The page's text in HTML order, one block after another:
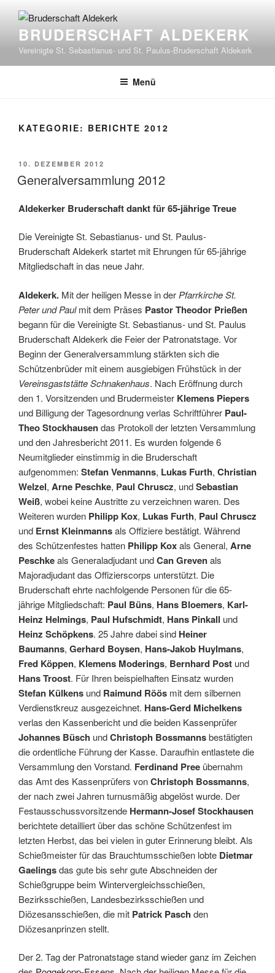
Inhalt
springenBRUDERSCHAFT ALDEKERK
Vereinigte St. Sebastianus- und St. Paulus-Bruderschaft Aldekerk
Menü
KATEGORIE: BERICHTE 2012
VERÖFFENTLICHT
AM
10. DEZEMBER 2012
Generalversammlung 2012
Aldekerker Bruderschaft dankt für 65-jährige Treue
Die Vereinigte St. Sebastianus- und St. Paulus-
Bruderschaft Aldekerk startet mit Ehrungen für 65-jährige
Mitgliedschaft in das neue Jahr.
Aldekerk. Mit der heiligen Messe in der Pfarrkirche St.
Peter und Paulmit dem Präses Pastor Theodor Prießen
begann für die Vereinigte St. Sebastianus- und St. Paulus
Bruderschaft Aldekerk die Feier der Patronatstage. Vor
Beginn der Generalversammlung stärkten sich die
Schützenbrüder mit einem ausgiebigen Frühstück in der
Vereinsgaststätte Schnakenhaus. Nach Eröffnung durch
den 1. Vorsitzenden und Brudermeister Klemens Piepers
und Billigung der Tagesordnung verlas Schriftführer Paul-
Theo Stockhausendas Protokoll der letzten Versammlung
und den Jahresbericht 2011. Es wurden folgende 6
Neumitglieder einstimmig in die Bruderschaft
aufgenommen: Stefan Venmanns, Lukas Furth, Christian
Welzel, Arne Peschke, Paul Chruscz, undSebastian
Weiß, wobei keine Austritte zu verzeichnen waren. Des
Weiteren wurden Philipp Kox, Lukas Furth, Paul Chruscz
und Ernst Kleinmannsals Offiziere bestätigt. Während
des Schützenfestes hatten Philipp Koxals General, Arne
Peschkeals Generaladjudant undCan Grevenals
Majoradjudant das Offizierscorps unterstützt. Die
Bruderschaft ehrte nachfolgende Personen für die 65-
jährige Mitgliedschaft: Paul Büns, Hans Bloemers, Karl-
Heinz Helmings, Paul Hufschmidt, Hans Pinkall und
Heinz Schöpkens. 25 Jahre dabei sind Heiner
Baumanns, Gerhard Boysen, Hans-Jakob Huylmans,
Fred Köppen, Klemens Moderings, Bernhard Post und
Hans Troost. Für Ihren beispielhaften Einsatz wurden
Stefan Külkens und Raimund Röös mit dem silbernen
Verdienstkreuz ausgezeichnet. Hans-Gerd Michelkens
verlas den Kassenbericht und die beiden Kassenprüfer
Johannes Büsch undChristoph Bossmannsbestätigten
die ordentliche Führung der Kasse. Daraufhin entlastete die
Versammlung den Vorstand. Ferdinand Pree übernahm
das Amt des Kassenprüfers vonChristoph Bossmanns,
der nach zwei Jahren turnusmäßig abgelöst wurde. Der
Festausschussvorsitzende Hermann-Josef Stockhausen
berichtete detailliert über das schöne Schützenfest im
letzten Herbst, das bei vielen in guter Erinnerung bleibt. Als
Schießmeister für das Brauchtumsschießen lobte Dietmar
Gaelingsdas gute bis sehr gute Abschneiden der
Schießgruppe beim Wintervergleichsschießen,
Bezirksschießen, Landesbezirksschießen und
Diözesansschießen, die mit Patrick Pasch den
Diözesanprinzen stellt.
Der 2. Tag der Patronatstage stand wieder ganz im Zeichen